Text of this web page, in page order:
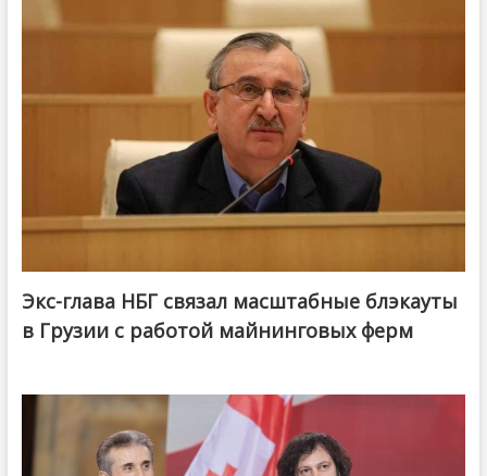
Экс-глава НБГ связал масштабные блэкауты
в Грузии с работой майнинговых ферм